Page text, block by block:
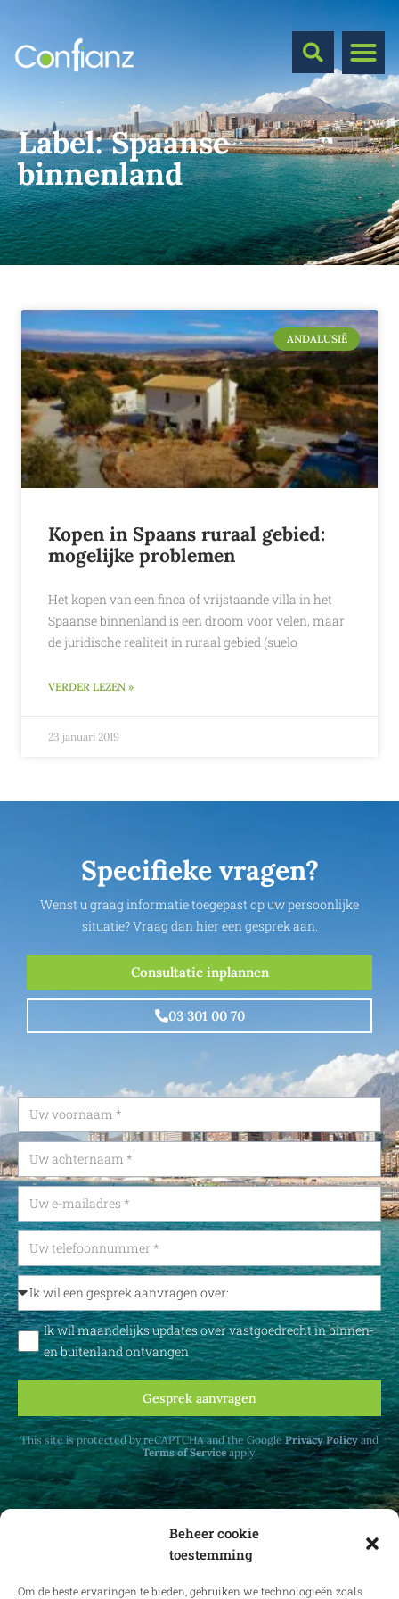
Beheer cookie
toestemming
Om de beste ervaringen te bieden, gebruiken we technologieën zoals
Label:Spaanse
binnenland
ANDALUSIË
Kopen in Spaans ruraal gebied:
mogelijke problemen
Het kopen van een finca of vrijstaande villa in het
Spaanse binnenland is een droom voor velen, maar
de juridische realiteit in ruraal gebied (suelo
VERDER LEZEN »
23 januari 2019
Specifieke vragen?
Wenst u graag informatie toegepast op uw persoonlijke
situatie? Vraag dan hier een gesprek aan.
Consultatie inplannen
03 301 00 70
Ik wil maandelijks updates over vastgoedrecht in binnen-
en buitenland ontvangen
Gesprek aanvragen
This site is protected by reCAPTCHA and the GooglePrivacy Policyand
Terms of Serviceapply.
Ontvang maandelijks updates over
vastgoedrecht in binnen- en buitenland.